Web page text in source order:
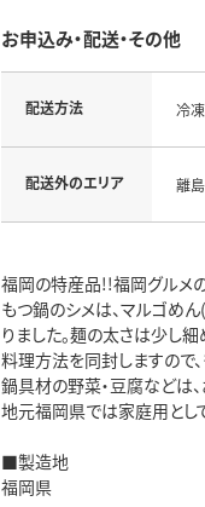
お申込み・配送・その他
配送方法 冷凍
配送外のエリア 離島
福岡の特産品!!福岡グルメの
もつ鍋のシメは、マルゴめ
りました。麺の太さは少し細
料理方法を同封しますので
鍋具材の野菜・豆腐などは
地元福岡県では家庭用とし
■製造地
福岡県